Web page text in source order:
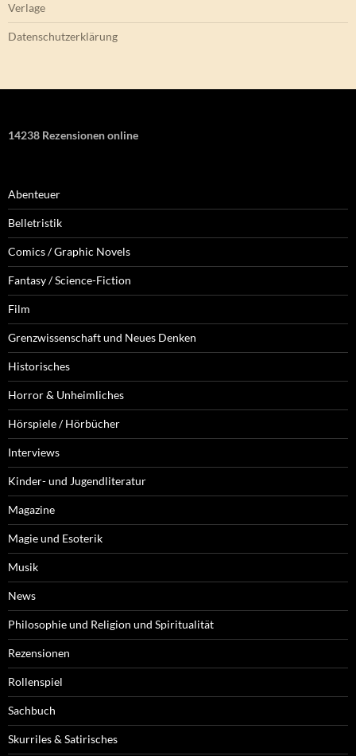
Verlage
Datenschutzerklärung
14238 Rezensionen online
Abenteuer
Belletristik
Comics / Graphic Novels
Fantasy / Science-Fiction
Film
Grenzwissenschaft und Neues Denken
Historisches
Horror & Unheimliches
Hörspiele / Hörbücher
Interviews
Kinder- und Jugendliteratur
Magazine
Magie und Esoterik
Musik
News
Philosophie und Religion und Spiritualität
Rezensionen
Rollenspiel
Sachbuch
Skurriles & Satirisches